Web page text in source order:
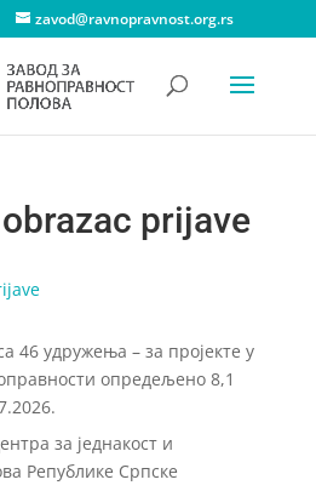
zavod@ravnopravnost.org.rs
prijave
46 удружења – за пројекте у
опредељено 8,1
за једнакост и
Републике Српске